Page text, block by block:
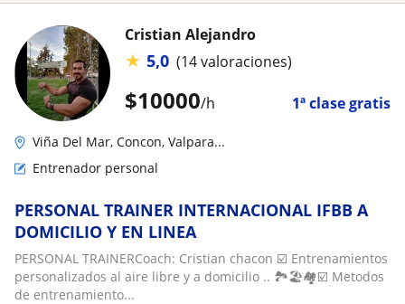
$10000/h 1ª clase gratis
Cristian Alejandro
★ 5,0 (14 valoraciones)
Viña Del Mar, Concon, Valpara...
Entrenador personal
PERSONAL TRAINER INTERNACIONAL IFBB A
DOMICILIO Y EN LINEA
PERSONAL TRAINERCoach: Cristian chacon ☑️ Entrenamientos
personalizados al aire libre y a domicilio .. 🏞️🏖️🏘️☑️ Metodos
de entrenamiento...